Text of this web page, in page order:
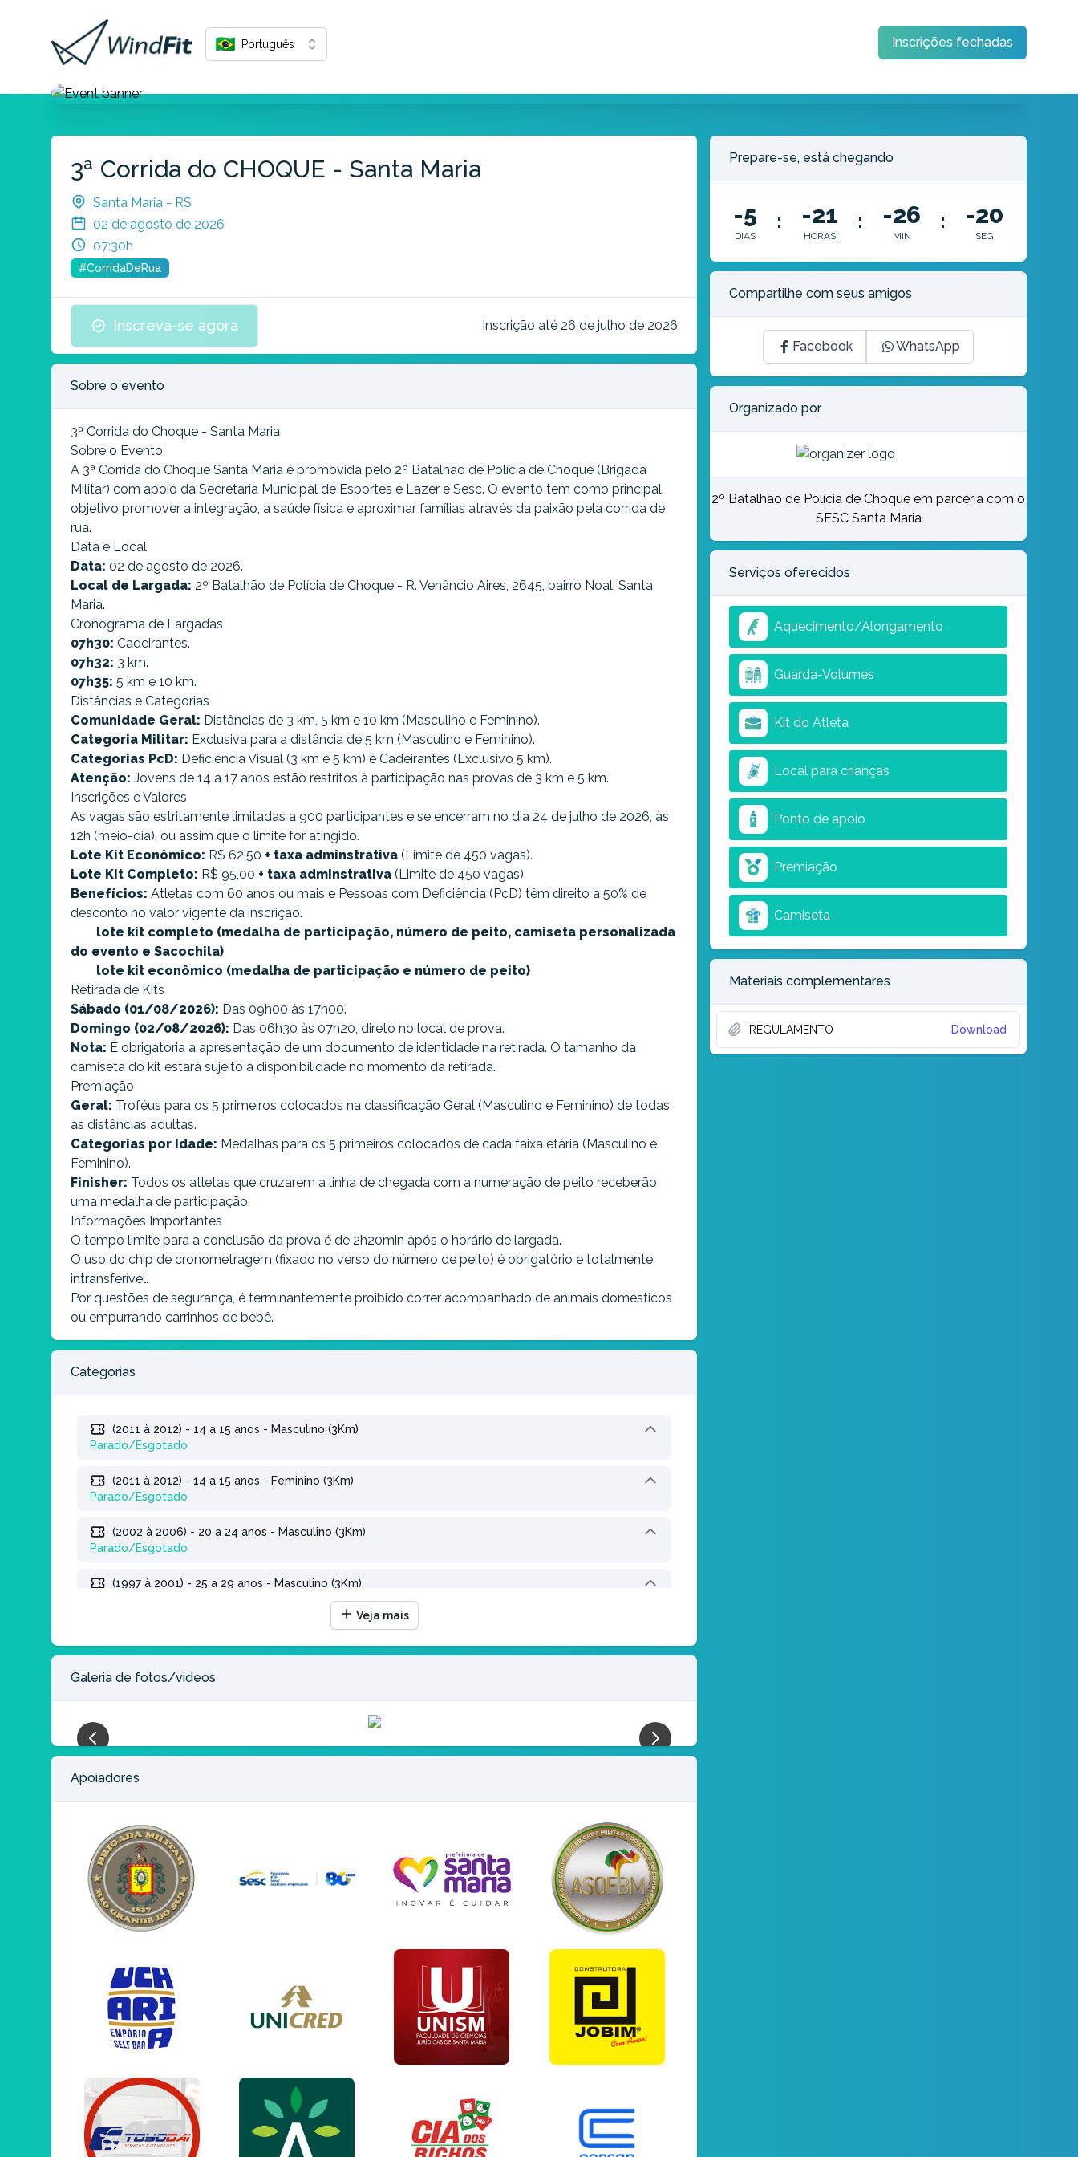
Português Inscrições fechadas
3ª Corrida do CHOQUE - Santa Maria
Santa Maria - RS
02 de agosto de 2026
07:30h
#CorridaDeRua
Inscreva-se agora Inscrição até 26 de julho de 2026
Sobre o evento
3ª Corrida do Choque - Santa Maria
Sobre o Evento
A 3ª Corrida do Choque Santa Maria é promovida pelo 2º Batalhão de Polícia de Choque (Brigada
Militar) com apoio da Secretaria Municipal de Esportes e Lazer e Sesc. O evento tem como principal
objetivo promover a integração, a saúde física e aproximar famílias através da paixão pela corrida de
rua.
Data e Local
Data: 02 de agosto de 2026.
Local de Largada: 2º Batalhão de Polícia de Choque - R. Venâncio Aires, 2645, bairro Noal, Santa
Maria.
Cronograma de Largadas​
07h30: Cadeirantes.
07h32: 3 km.
07h35: 5 km e 10 km.
Distâncias e Categorias​
Comunidade Geral: Distâncias de 3 km, 5 km e 10 km (Masculino e Feminino).
Categoria Militar: Exclusiva para a distância de 5 km (Masculino e Feminino).
Categorias PcD: Deficiência Visual (3 km e 5 km) e Cadeirantes (Exclusivo 5 km).
Atenção: Jovens de 14 a 17 anos estão restritos à participação nas provas de 3 km e 5 km.
Inscrições e Valores
As vagas são estritamente limitadas a 900 participantes e se encerram no dia 24 de julho de 2026, às
12h (meio-dia), ou assim que o limite for atingido.​
Lote Kit Econômico: R$ 62,50 + taxa adminstrativa (Limite de 450 vagas).
Lote Kit Completo: R$ 95,00 + taxa adminstrativa (Limite de 450 vagas).
Benefícios: Atletas com 60 anos ou mais e Pessoas com Deficiência (PcD) têm direito a 50% de
desconto no valor vigente da inscrição.
⁠ ⁠lote kit completo (medalha de participação, número de peito, camiseta personalizada
do evento e Sacochila)
lote kit econômico (medalha de participação e número de peito)
Retirada de Kits​
Sábado (01/08/2026): Das 09h00 às 17h00.
Domingo (02/08/2026): Das 06h30 às 07h20, direto no local de prova.
Nota: É obrigatória a apresentação de um documento de identidade na retirada. O tamanho da
camiseta do kit estará sujeito à disponibilidade no momento da retirada.
Premiação​
Geral: Troféus para os 5 primeiros colocados na classificação Geral (Masculino e Feminino) de todas
as distâncias adultas.
Categorias por Idade: Medalhas para os 5 primeiros colocados de cada faixa etária (Masculino e
Feminino).
Finisher: Todos os atletas que cruzarem a linha de chegada com a numeração de peito receberão
uma medalha de participação.
Informações Importantes​
O tempo limite para a conclusão da prova é de 2h20min após o horário de largada.
O uso do chip de cronometragem (fixado no verso do número de peito) é obrigatório e totalmente
intransferível.
Por questões de segurança, é terminantemente proibido correr acompanhado de animais domésticos
ou empurrando carrinhos de bebê.
Categorias
(2011 à 2012) - 14 a 15 anos - Masculino (3Km)
Parado/Esgotado
(2011 à 2012) - 14 a 15 anos - Feminino (3Km)
Parado/Esgotado
(2002 à 2006) - 20 a 24 anos - Masculino (3Km)
Parado/Esgotado
(1997 à 2001) - 25 a 29 anos - Masculino (3Km)
(1987 à 1991) - 35 a 39 anos - Masculino (3Km)
Parado/Esgotado
Parado/Esgotado
Parado/Esgotado
(1972 à 1976) - 50 a 54 anos - Masculino (3Km)
Parado/Esgotado
(1967 à 1971) - 55 a 59 anos - Masculino (3Km)
Parado/Esgotado
(2002 à 2006) - 20 a 24 anos - Feminino (3Km)
Parado/Esgotado
(1997 à 2001) - 25 a 29 anos - Feminino (3Km)
(1992 à 1996) - 30 a 34 anos - Feminino (3Km)
Parado/Esgotado
(1987 à 1991) - 35 a 39 anos - Feminino (3Km)
Veja mais
Galeria de fotos/videos
Apoiadores
Prepare-se, está chegando
-5
DIAS
: -21
HORAS
: -26
MIN
: -21
SEG
Compartilhe com seus amigos
Facebook WhatsApp
Organizado por
2º Batalhão de Polícia de Choque em parceria com o
SESC Santa Maria
Serviços oferecidos
Aquecimento/Alongamento
Guarda-Volumes
Kit do Atleta
Local para crianças
Ponto de apoio
Premiação
Camiseta
Materiais complementares
REGULAMENTO Download